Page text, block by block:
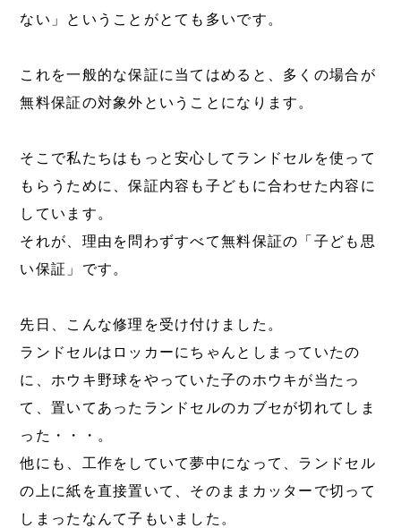
ない」ということがとても多いです。
これを一般的な保証に当てはめると、多くの場合が
無料保証の対象外ということになります。
そこで私たちはもっと安心してランドセルを使って
もらうために、保証内容も子どもに合わせた内容に
しています。
それが、理由を問わずすべて無料保証の「子ども思
い保証」です。
先日、こんな修理を受け付けました。
ランドセルはロッカーにちゃんとしまっていたの
に、ホウキ野球をやっていた子のホウキが当たっ
て、置いてあったランドセルのカブセが切れてしま
った・・・。
他にも、工作をしていて夢中になって、ランドセル
の上に紙を直接置いて、そのままカッターで切って
しまったなんて子もいました。